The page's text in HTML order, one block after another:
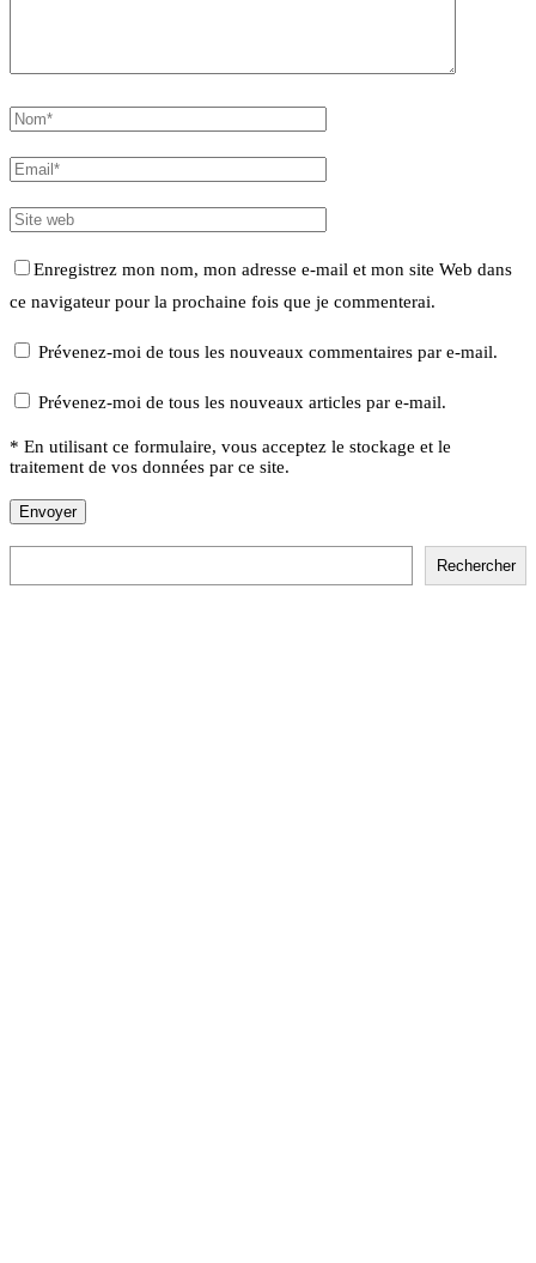
Enregistrez mon nom, mon adresse e-mail et mon site Web dans
ce navigateur pour la prochaine fois que je commenterai.
Prévenez-moi de tous les nouveaux commentaires par e-mail.
Prévenez-moi de tous les nouveaux articles par e-mail.
* En utilisant ce formulaire, vous acceptez le stockage et le
traitement de vos données par ce site.
Rechercher